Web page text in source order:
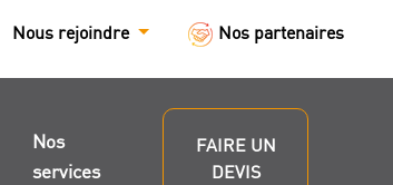
Nous rejoindre Nos partenaires
Nos
services
FAIRE UN
DEVIS